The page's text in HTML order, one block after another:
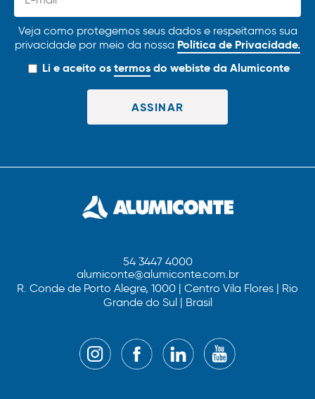
Veja como protegemos seus dados e respeitamos sua
privacidade por meio da nossa Política de Privacidade.
Li e aceito ostermosdo webiste da Alumiconte
54 3447 4000
alumiconte@alumiconte.com.br
R. Conde de Porto Alegre, 1000 | Centro Vila Flores | Rio
Grande do Sul | Brasil